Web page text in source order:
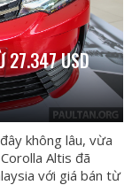
27.347 USD
không lâu, vừa
Altis đã
với giá bán từ